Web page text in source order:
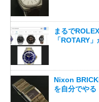
まるで
「ROTARY
Nixon
を自分でやる